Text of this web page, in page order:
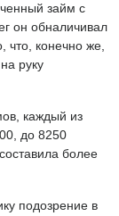
займ с
он обналичивал
что, конечно же,
руку
каждый из
до 8250
более
подозрение в